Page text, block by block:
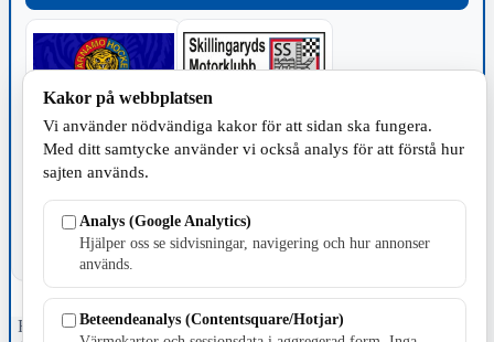
TILLVERKNING
Fristående webbtidningsföretag grundat 1991 som sedan 2002 ger
Kakor på webbplatsen
Vi använder nödvändiga kakor för att sidan ska fungera.
Med ditt samtycke använder vi också analys för att förstå hur
sajten används.
Analys (Google Analytics)
Hjälper oss se sidvisningar, navigering och hur annonser
används.
Beteendeanalys (Contentsquare/Hotjar)